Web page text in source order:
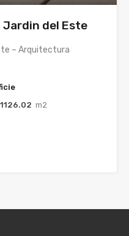
Jardin del Este
– Arquitectura
1126.02 m2